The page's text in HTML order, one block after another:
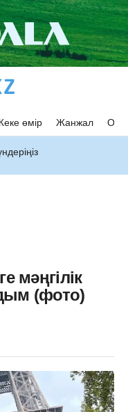
өмір Жанжал
мәңгілік
(фото)